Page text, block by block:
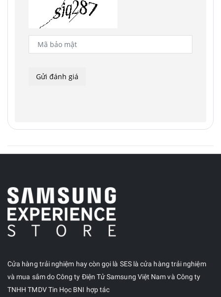
Cửa hàng trải nghiệm hay còn gọi là SES là cửa hàng trải nghiệm
và mua sắm do Công ty Điện Tử Samsung Việt Nam và Công ty
TNHH TMDV Tin Học BNI hợp tác